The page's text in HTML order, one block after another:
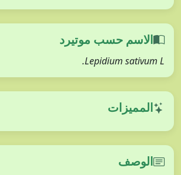
الاسم حسب موتيرد
Lepidium sativum L.
المميزات
الوصف